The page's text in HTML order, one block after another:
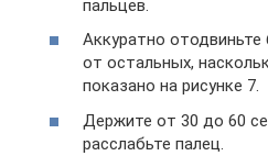
пальцев.
Аккуратно
от остальных,
показано на рисунке 7.
Держите от 30 до 60
расслабьте палец.